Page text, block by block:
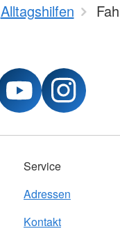
Alltagshilfen
Service
Adressen
Kontakt